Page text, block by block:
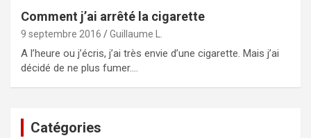
Comment j’ai arrêté la cigarette
9 septembre 2016 Guillaume L.
A l’heure ou j’écris, j’ai très envie d’une cigarette. Mais j’ai
décidé de ne plus fumer.…
Catégories